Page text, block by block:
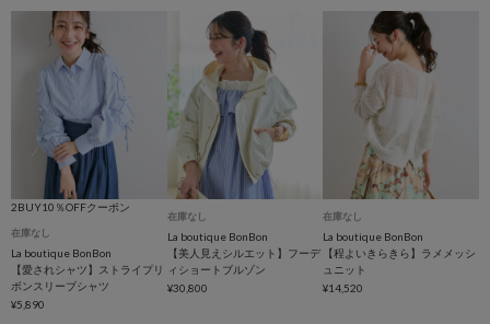
2BUY10％OFFクーポン
在庫なし
La boutique BonBon
【愛されシャツ】ストライプリ
ボンスリーブシャツ
¥5,890
在庫なし
La boutique BonBon
【美人見えシルエット】フーデ
ィショートブルゾン
¥30,800
在庫なし
La boutique BonBon
【程よいきらきら】ラメメッシ
ュニット
¥14,520